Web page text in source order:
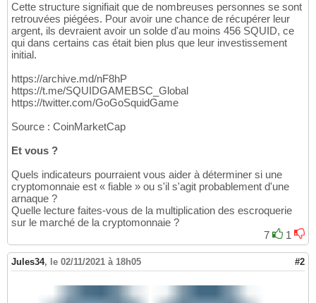
Cette structure signifiait que de nombreuses personnes se sont
retrouvées piégées. Pour avoir une chance de récupérer leur
argent, ils devraient avoir un solde d'au moins 456 SQUID, ce
qui dans certains cas était bien plus que leur investissement
initial.
https://archive.md/nF8hP
https://t.me/SQUIDGAMEBSC_Global
https://twitter.com/GoGoSquidGame
Source : CoinMarketCap
Et vous ?
Quels indicateurs pourraient vous aider à déterminer si une
cryptomonnaie est « fiable » ou s'il s'agit probablement d'une
arnaque ?
Quelle lecture faites-vous de la multiplication des escroquerie
sur le marché de la cryptomonnaie ?
7
1
Jules34, le 02/11/2021 à 18h05 #2